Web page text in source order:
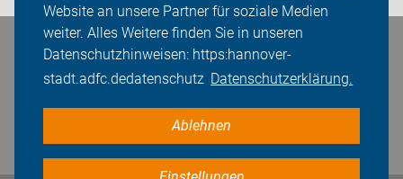
Website an unsere Partner für soziale Medien
weiter. Alles Weitere finden Sie in unseren
Datenschutzhinweisen: https:hannover-
stadt.adfc.dedatenschutz Datenschutzerklärung.
Ablehnen
Bleiben Sie in Kontakt